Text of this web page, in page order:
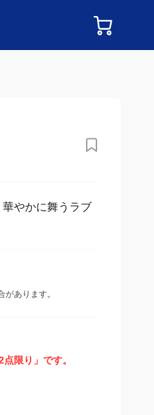
やかに舞うラブ
あります。
限り」です。